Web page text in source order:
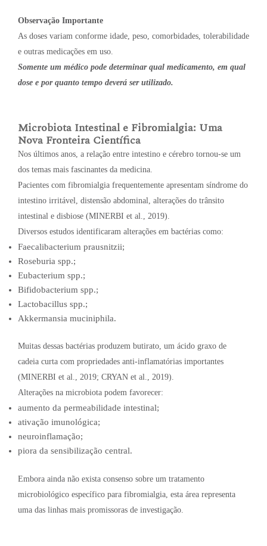
Observação Importante
As doses variam conforme idade, peso, comorbidades, tolerabilidade
e outras medicações em uso.
Somente um médico pode determinar qual medicamento, em qual
dose e por quanto tempo deverá ser utilizado.
Microbiota Intestinal e Fibromialgia: Uma
Nova Fronteira Científica
Nos últimos anos, a relação entre intestino e cérebro tornou-se um
dos temas mais fascinantes da medicina.
Pacientes com fibromialgia frequentemente apresentam síndrome do
intestino irritável, distensão abdominal, alterações do trânsito
intestinal e disbiose (MINERBI et al., 2019).
Diversos estudos identificaram alterações em bactérias como:
Faecalibacterium prausnitzii;
Roseburia spp.;
Eubacterium spp.;
Bifidobacterium spp.;
Lactobacillus spp.;
Akkermansia muciniphila.
Muitas dessas bactérias produzem butirato, um ácido graxo de
cadeia curta com propriedades anti-inflamatórias importantes
(MINERBI et al., 2019; CRYAN et al., 2019).
Alterações na microbiota podem favorecer:
aumento da permeabilidade intestinal;
ativação imunológica;
neuroinflamação;
piora da sensibilização central.
Embora ainda não exista consenso sobre um tratamento
microbiológico específico para fibromialgia, esta área representa
uma das linhas mais promissoras de investigação.